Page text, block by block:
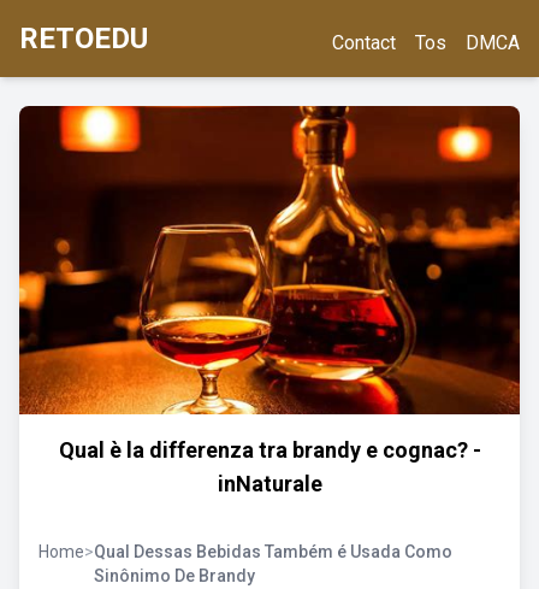
RETOEDU Contact Tos DMCA
Qual è la differenza tra brandy e cognac? -
inNaturale
Home>Qual Dessas Bebidas Também é Usada Como
Sinônimo De Brandy